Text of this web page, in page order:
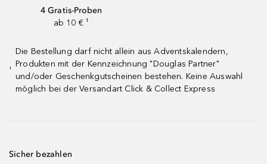
4 Gratis-Proben
ab 10 € ¹
¹
Die Bestellung darf nicht allein aus Adventskalendern,
Produkten mit der Kennzeichnung "Douglas Partner"
und/oder Geschenkgutscheinen bestehen. Keine Auswahl
möglich bei der Versandart Click & Collect Express
Sicher bezahlen